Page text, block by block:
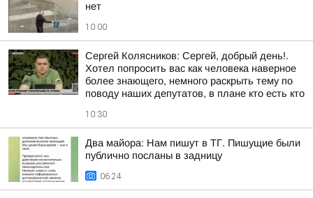
нет
10:00
Сергей Колясников: Сергей, добрый день!.
Хотел попросить вас как человека наверное
более знающего, немного раскрыть тему по
поводу наших депутатов, в плане кто есть кто
10:30
Два майора: Нам пишут в ТГ. Пишущие были
публично посланы в задницу
06:24